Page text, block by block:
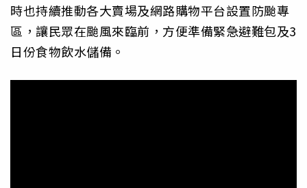
時也持續推動各大賣場及網路購物平台設置防颱專
區，讓民眾在颱風來臨前，方便準備緊急避難包及3
日份食物飲水儲備。